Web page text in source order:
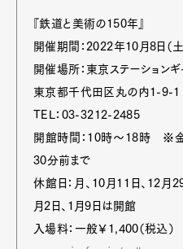
『鉄道と美術の150年』
開催期間：2022年10月8日（
開催場所：東京ステーションギ
東京都千代田区丸の内1-9-1
TEL：03-3212-2485
開館時間：10時～18時 ※金
30分前まで
休館日：月、10月11日、12
月2日、1月9日は開館
入場料：一般￥1,400（税込）